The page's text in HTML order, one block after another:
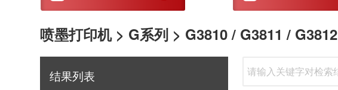
喷墨打印机 > G系列 > G3810 / G3811 / G3812
结果列表